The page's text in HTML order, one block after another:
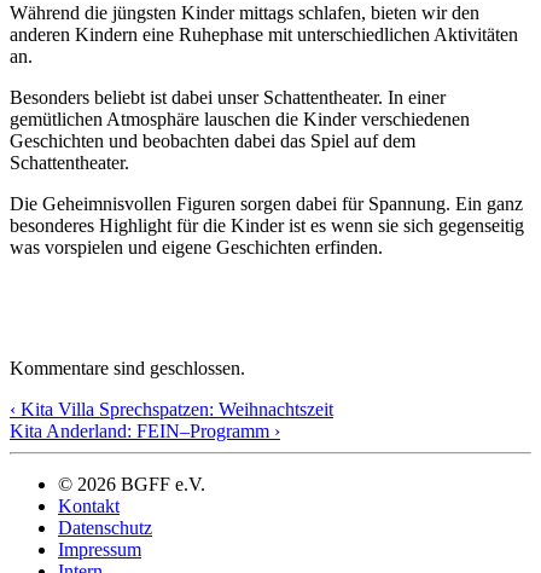
Während die jüngsten Kinder mittags schlafen, bieten wir den
anderen Kindern eine Ruhephase mit unterschiedlichen Aktivitäten
an.
Besonders beliebt ist dabei unser Schattentheater. In einer
gemütlichen Atmosphäre lauschen die Kinder verschiedenen
Geschichten und beobachten dabei das Spiel auf dem
Schattentheater.
Die Geheimnisvollen Figuren sorgen dabei für Spannung. Ein ganz
besonderes Highlight für die Kinder ist es wenn sie sich gegenseitig
was vorspielen und eigene Geschichten erfinden.
Kommentare sind geschlossen.
‹ Kita Villa Sprechspatzen: Weihnachtszeit
Kita Anderland: FEIN–Programm ›
© 2026 BGFF e.V.
Kontakt
Datenschutz
Impressum